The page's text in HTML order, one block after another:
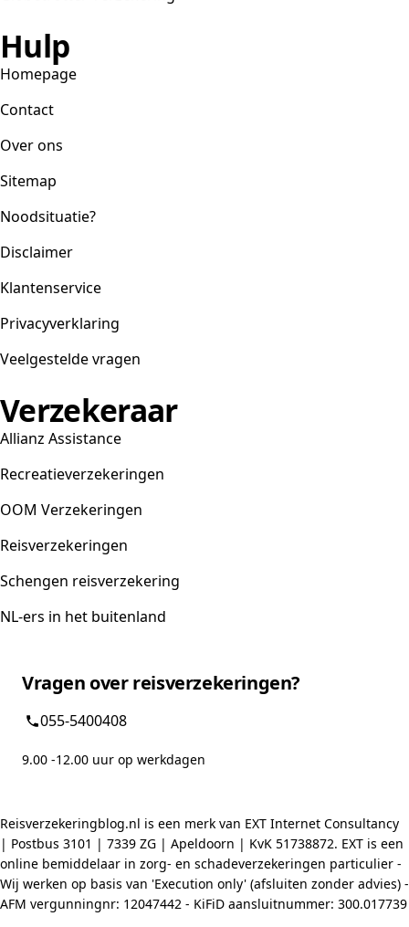
Hulp
Homepage
Contact
Over ons
Sitemap
Noodsituatie?
Disclaimer
Klantenservice
Privacyverklaring
Veelgestelde vragen
Verzekeraar
Allianz Assistance
Recreatieverzekeringen
OOM Verzekeringen
Reisverzekeringen
Schengen reisverzekering
NL-ers in het buitenland
Vragen over reisverzekeringen?
055-5400408
9.00 -12.00 uur op werkdagen
Reisverzekeringblog.nl is een merk van EXT Internet Consultancy
| Postbus 3101 | 7339 ZG | Apeldoorn | KvK 51738872. EXT is een
online bemiddelaar in zorg- en schadeverzekeringen particulier -
Wij werken op basis van 'Execution only' (afsluiten zonder advies) -
AFM vergunningnr: 12047442 - KiFiD aansluitnummer: 300.017739